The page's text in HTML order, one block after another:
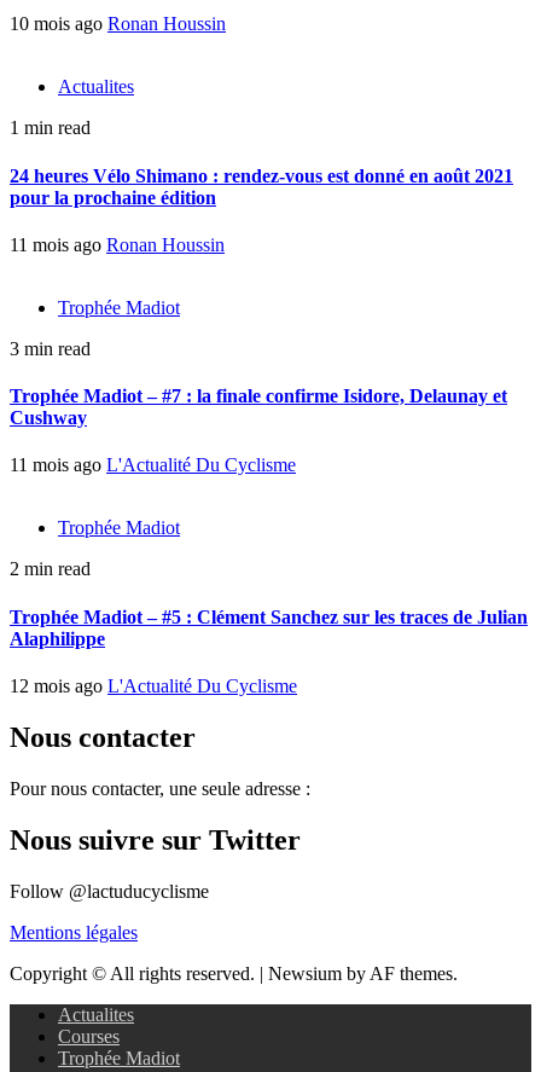
10 mois ago Ronan Houssin
Actualites
1 min read
24 heures Vélo Shimano : rendez-vous est donné en août 2021
pour la prochaine édition
11 mois ago Ronan Houssin
Trophée Madiot
3 min read
Trophée Madiot – #7 : la finale confirme Isidore, Delaunay et
Cushway
11 mois ago L'Actualité Du Cyclisme
Trophée Madiot
2 min read
Trophée Madiot – #5 : Clément Sanchez sur les traces de Julian
Alaphilippe
12 mois ago L'Actualité Du Cyclisme
Nous contacter
Pour nous contacter, une seule adresse :
Nous suivre sur Twitter
Follow @lactuducyclisme
Mentions légales
Copyright © All rights reserved. | Newsium by AF themes.
Actualites
Courses
Trophée Madiot